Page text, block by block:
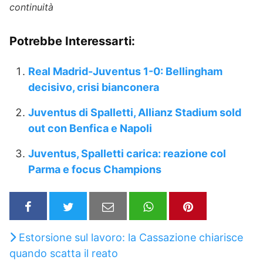
continuità
Potrebbe Interessarti:
Real Madrid-Juventus 1-0: Bellingham
decisivo, crisi bianconera
Juventus di Spalletti, Allianz Stadium sold
out con Benfica e Napoli
Juventus, Spalletti carica: reazione col
Parma e focus Champions
Estorsione sul lavoro: la Cassazione chiarisce
quando scatta il reato